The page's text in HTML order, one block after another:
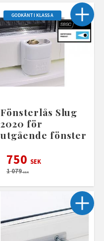
Fönsterlås Slug
2020 för
utgående fönster
750 SEK
1 079SEK
GODKÄNT I KLASS A